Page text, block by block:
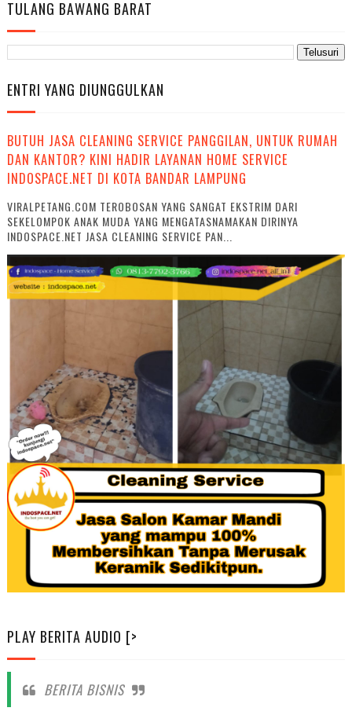
TULANG BAWANG BARAT
ENTRI YANG DIUNGGULKAN
BUTUH JASA CLEANING SERVICE PANGGILAN, UNTUK RUMAH
DAN KANTOR? KINI HADIR LAYANAN HOME SERVICE
INDOSPACE.NET DI KOTA BANDAR LAMPUNG
VIRALPETANG.COM TEROBOSAN YANG SANGAT EKSTRIM DARI
SEKELOMPOK ANAK MUDA YANG MENGATASNAMAKAN DIRINYA
INDOSPACE.NET JASA CLEANING SERVICE PAN...
PLAY BERITA AUDIO [>
BERITA BISNIS